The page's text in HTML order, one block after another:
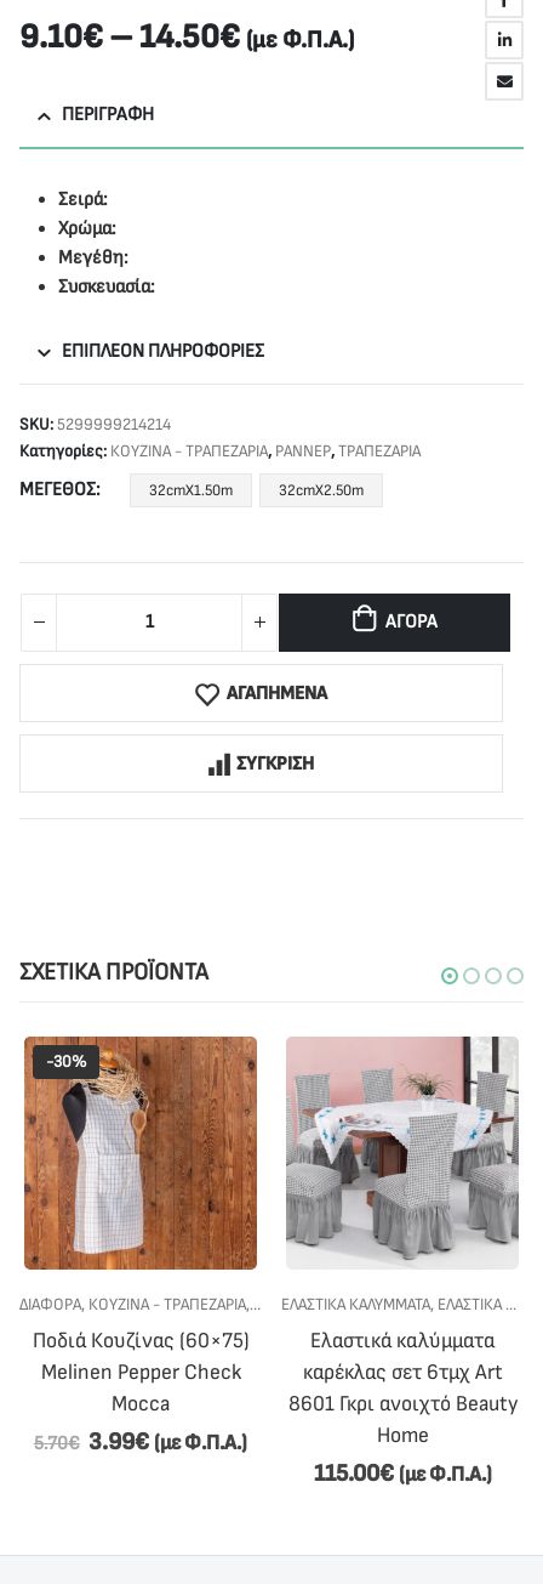
9.10€–14.50€ (με Φ.Π.Α.)
ΠΕΡΙΓΡΑΦΉ
Σειρά:
Χρώμα:
Μεγέθη:
Συσκευασία:
ΕΠΙΠΛΈΟΝ ΠΛΗΡΟΦΟΡΊΕΣ
SKU:5299999214214
Κατηγορίες: ΚΟΥΖΙΝΑ - ΤΡΑΠΕΖΑΡΙΑ, ΡΑΝΝΕΡ,ΤΡΑΠΕΖΑΡΙΑ
ΜΈΓΕΘΟΣ 32cmX1.50m 32cmX2.50m
ΑΓΟΡΆ
ΑΓΑΠΗΜΕΝΑ
ΣΥΓΚΡΙΣΗ
ΣΧΕΤΙΚΆ ΠΡΟΪΌΝΤΑ
,ΠΡΟΣΦΟΡΕΣ
-30%
ΔΙΆΦΟΡΑ, ΚΟΥΖΙΝΑ - ΤΡΑΠΕΖΑΡΙΑ, ΠΕΤΣΕΤΕΣ ΚΟΥΖΙΝΑΣ,ΠΟΔΙΈΣ ΚΟΥΖΊΝΑΣ
Ποδιά Κουζίνας (60×75)
Melinen Pepper Check
Mocca
5.70€ 3.99€ (με Φ.Π.Α.)
ΕΛΑΣΤΙΚΑ ΚΑΛΥΜΜΑΤΑ, ΕΛΑΣΤΙΚΆ ΚΑΛΎΜΜΑΤΑ ΚΑΡΕΚΛΏΝ ΤΡΑΠΕΖΑΡΊΑΣ
Ελαστικά καλύμματα
καρέκλας σετ 6τμχ Art
8601 Γκρι ανοιχτό Beauty
Home
115.00€ (με Φ.Π.Α.)